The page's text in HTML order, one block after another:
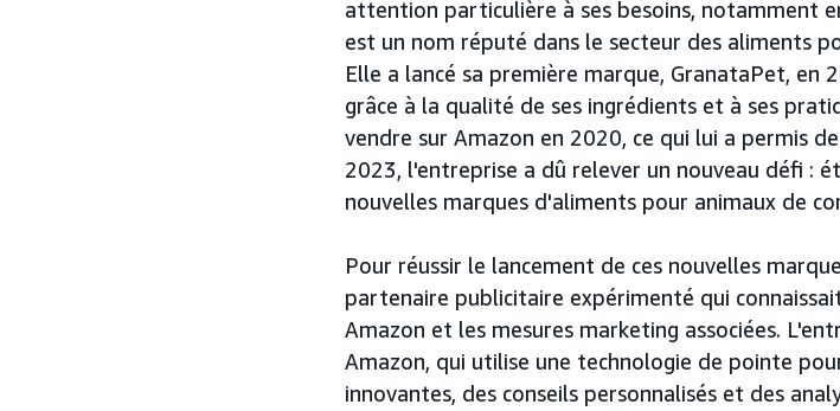
attention particulière à ses besoins, notamment
est un nom réputé dans le secteur des aliments
Elle a lancé sa première marque, GranataPet,
grâce à la qualité de ses ingrédients et à ses
vendre sur Amazon en 2020, ce qui lui a permis
2023, l'entreprise a dû relever un nouveau défi :
nouvelles marques d'aliments pour animaux de
Pour réussir le lancement de ces nouvelles
partenaire publicitaire expérimenté qui
Amazon et les mesures marketing associées.
Amazon, qui utilise une technologie de pointe
innovantes, des conseils personnalisés et des